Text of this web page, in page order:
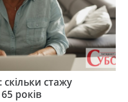
скільки стажу
років